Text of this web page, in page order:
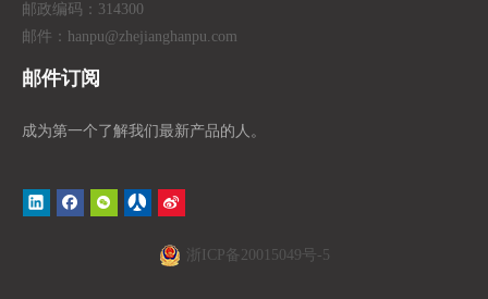
邮政编码：314300
邮件：hanpu@zhejianghanpu.com
邮件订阅
成为第一个了解我们最新产品的人。
浙ICP备20015049号-5